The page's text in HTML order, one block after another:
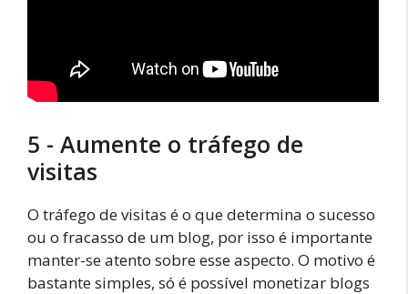
5 - Aumente o tráfego de
visitas
O tráfego de visitas é o que determina o sucesso
ou o fracasso de um blog, por isso é importante
manter-se atento sobre esse aspecto. O motivo é
bastante simples, só é possível monetizar blogs